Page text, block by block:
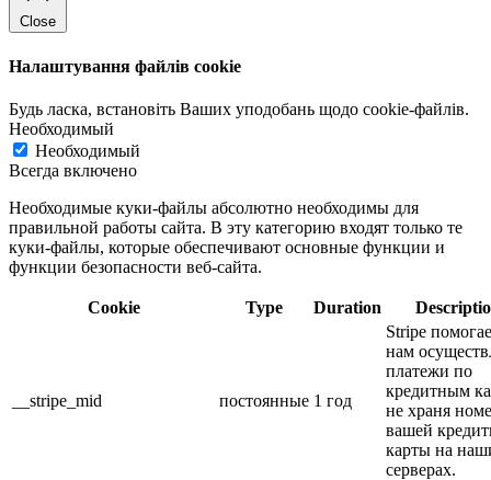
Close
Налаштування файлів cookie
Будь ласка, встановіть Ваших уподобань щодо cookie-файлів.
Необходимый
Необходимый
Всегда включено
Необходимые куки-файлы абсолютно необходимы для
правильной работы сайта. В эту категорию входят только те
куки-файлы, которые обеспечивают основные функции и
функции безопасности веб-сайта.
Cookie Type Duration
__stripe_mid постоянные 1 год
Stripe
нам
платежи по
кредитным
не храня
вашей
карты на
серверах.